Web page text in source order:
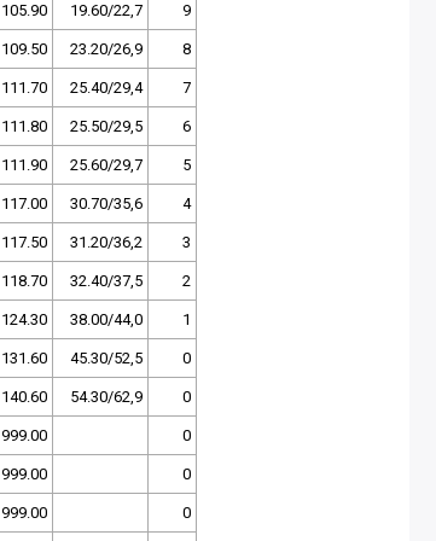
105.90 19.60/22,7 9
109.50 23.20/26,9 8
111.70 25.40/29,4 7
111.80 25.50/29,5 6
111.90 25.60/29,7 5
117.00 30.70/35,6 4
117.50 31.20/36,2 3
118.70 32.40/37,5 2
124.30 38.00/44,0 1
131.60 45.30/52,5 0
140.60 54.30/62,9 0
999.00 0
999.00 0
999.00 0